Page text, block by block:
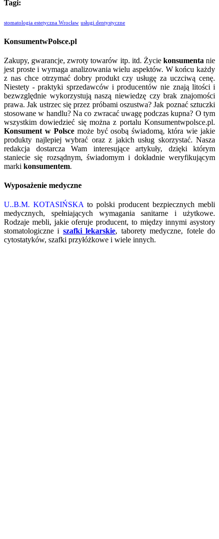
Tagi:
stomatologia estetyczna Wrocław usługi dentystyczne
KonsumentwPolsce.pl
Zakupy, gwarancje, zwroty towarów itp. itd. Życie konsumenta nie
jest proste i wymaga analizowania wielu aspektów. W końcu każdy
z nas chce otrzymać dobry produkt czy usługę za uczciwą cenę.
Niestety - praktyki sprzedawców i producentów nie znają litości i
bezwzględnie wykorzystują naszą niewiedzę czy brak znajomości
prawa. Jak ustrzec się przez próbami oszustwa? Jak poznać sztuczki
stosowane w handlu? Na co zwracać uwagę podczas kupna? O tym
wszystkim dowiedzieć się można z portalu Konsumentwpolsce.pl.
Konsument w Polscemoże być osobą świadomą, która wie jakie
produkty najlepiej wybrać oraz z jakich usług skorzystać. Nasza
redakcja dostarcza Wam interesujące artykuły, dzięki którym
staniecie się rozsądnym, świadomym i dokładnie weryfikującym
marki konsumentem.
Wyposażenie medyczne
U..B.M. KOTASIŃSKAto polski producent bezpiecznych mebli
medycznych, spełniających wymagania sanitarne i użytkowe.
Rodzaje mebli, jakie oferuje producent, to między innymi asystory
stomatologiczne i szafki lekarskie, taborety medyczne, fotele do
cytostatyków, szafki przyłóżkowe i wiele innych.